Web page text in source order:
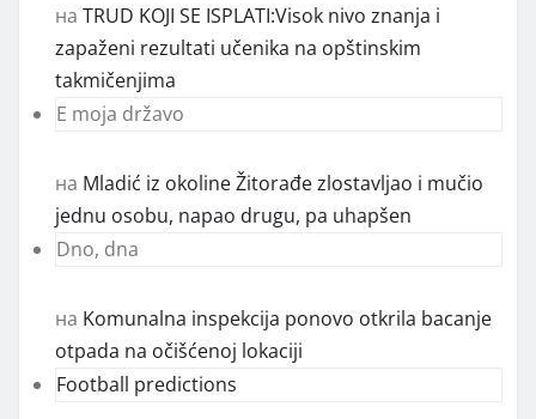
на TRUD KOJI SE ISPLATI:Visok nivo znanja i
zapaženi rezultati učenika na opštinskim
takmičenjima
E moja državo
на Mladić iz okoline Žitorađe zlostavljao i mučio
jednu osobu, napao drugu, pa uhapšen
Dno, dna
на Komunalna inspekcija ponovo otkrila bacanje
otpada na očišćenoj lokaciji
Football predictions